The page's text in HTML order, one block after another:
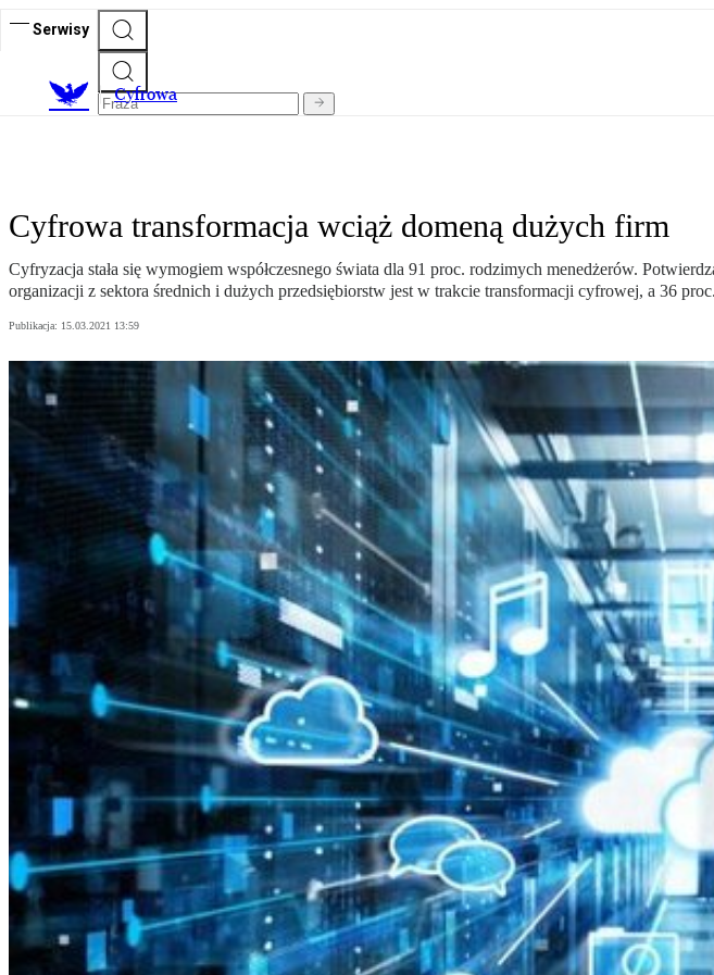
Serwisy
Cyfrowa
Cyfrowa transformacja wciąż domeną dużych firm
Cyfryzacja stała się wymogiem współczesnego świata dla 91 proc. rodzimych menedżerów.
organizacji z sektora średnich i dużych przedsiębiorstw jest w trakcie transformacji cyfrowej, a 36
Publikacja: 15.03.2021 13:59